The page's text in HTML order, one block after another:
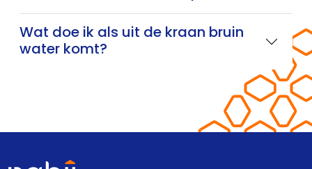
Wat doe ik als uit de kraan bruin
water komt?